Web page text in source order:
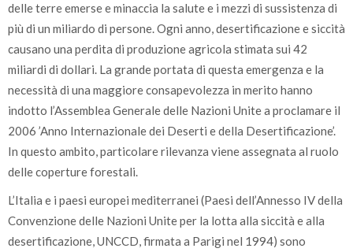
delle terre emerse e minaccia la salute e i mezzi di sussistenza di
più di un miliardo di persone. Ogni anno, desertificazione e siccità
causano una perdita di produzione agricola stimata sui 42
miliardi di dollari. La grande portata di questa emergenza e la
necessità di una maggiore consapevolezza in merito hanno
indotto l’Assemblea Generale delle Nazioni Unite a proclamare il
2006 ’Anno Internazionale dei Deserti e della Desertificazione’.
In questo ambito, particolare rilevanza viene assegnata al ruolo
delle coperture forestali.
L’Italia e i paesi europei mediterranei (Paesi dell’Annesso IV della
Convenzione delle Nazioni Unite per la lotta alla siccità e alla
desertificazione, UNCCD, firmata a Parigi nel 1994) sono